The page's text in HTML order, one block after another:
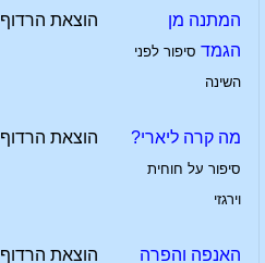
המתנה מן
הגמד סיפור לפני
השינה
הוצאת הרדוף
מה קרה ליארי?
סיפור על חוחית
וירגזי
הוצאת הרדוף
האנפה והפרה הוצאת הרדוף